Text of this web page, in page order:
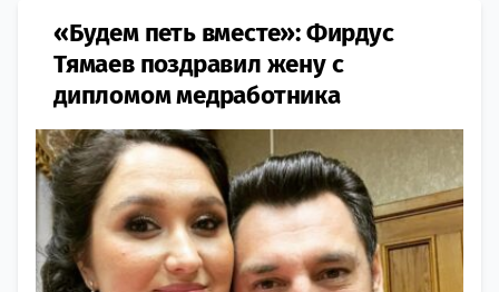
«Будем петь вместе»: Фирдус
Тямаев поздравил жену с
дипломом медработника